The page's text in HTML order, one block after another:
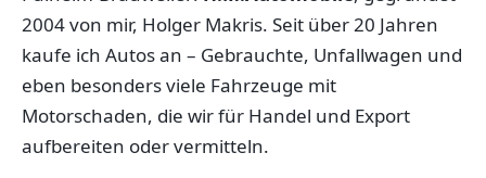
2004 von mir, Holger Makris. Seit über 20 Jahren
kaufe ich Autos an – Gebrauchte, Unfallwagen und
eben besonders viele Fahrzeuge mit
Motorschaden, die wir für Handel und Export
aufbereiten oder vermitteln.